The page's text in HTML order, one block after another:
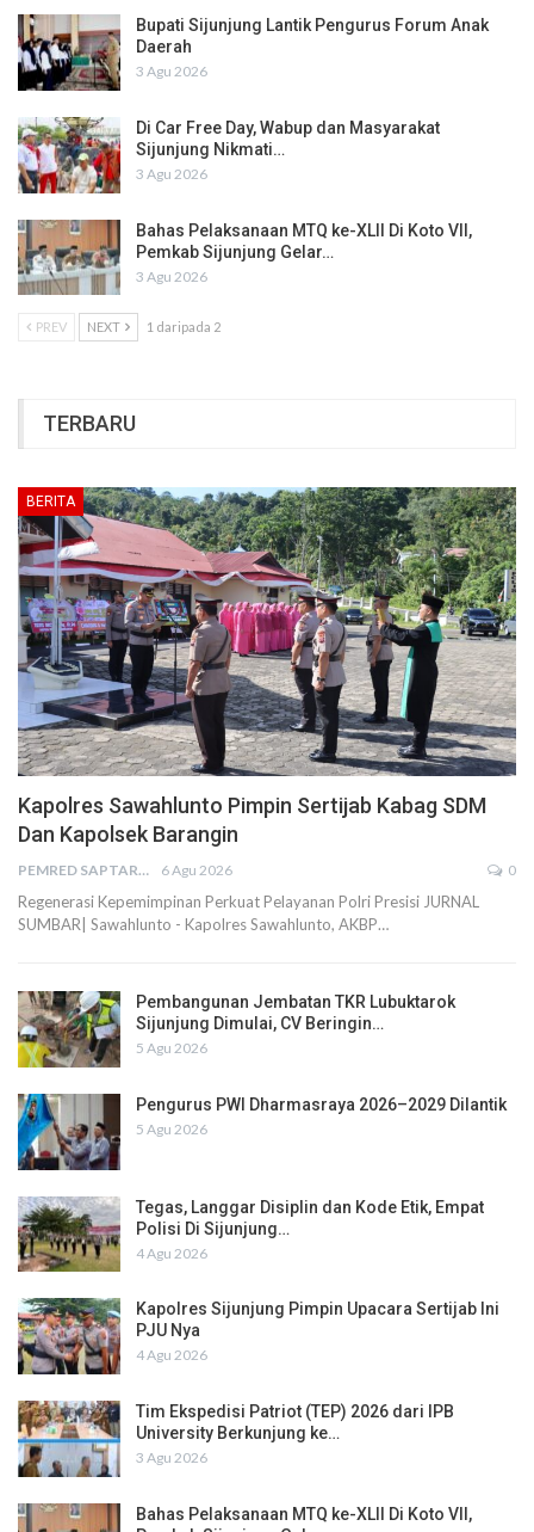
Bupati Sijunjung Lantik Pengurus Forum Anak
Daerah
3 Agu 2026
Di Car Free Day, Wabup dan Masyarakat
Sijunjung Nikmati…
3 Agu 2026
Bahas Pelaksanaan MTQ ke-XLII Di Koto VII,
Pemkab Sijunjung Gelar…
3 Agu 2026
PREV NEXT 1 daripada 2
TERBARU
BERITA
Kapolres Sawahlunto Pimpin Sertijab Kabag SDM
Dan Kapolsek Barangin
PEMRED SAPTARIUS 6 Agu 2026 0
Regenerasi Kepemimpinan Perkuat Pelayanan Polri Presisi JURNAL
SUMBAR| Sawahlunto - Kapolres Sawahlunto, AKBP…
Pembangunan Jembatan TKR Lubuktarok
Sijunjung Dimulai, CV Beringin…
5 Agu 2026
Pengurus PWI Dharmasraya 2026–2029 Dilantik
5 Agu 2026
Tegas, Langgar Disiplin dan Kode Etik, Empat
Polisi Di Sijunjung…
4 Agu 2026
Kapolres Sijunjung Pimpin Upacara Sertijab Ini
PJU Nya
4 Agu 2026
Tim Ekspedisi Patriot (TEP) 2026 dari IPB
University Berkunjung ke…
3 Agu 2026
Bahas Pelaksanaan MTQ ke-XLII Di Koto VII,